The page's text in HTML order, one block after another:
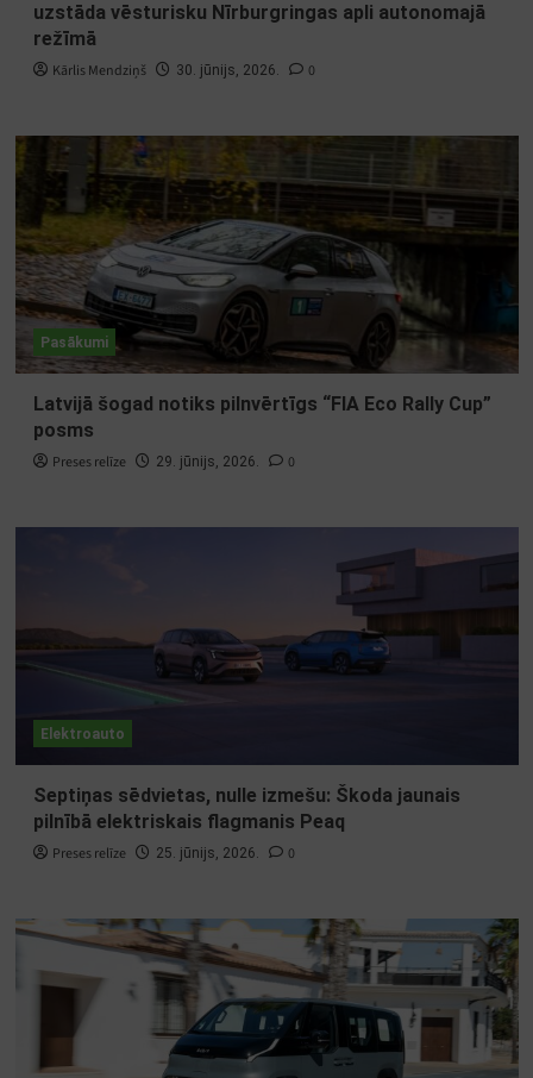
uzstāda vēsturisku Nīrburgringas apli autonomajā
režīmā
Kārlis Mendziņš 30. jūnijs, 2026. 0
Pasākumi
Latvijā šogad notiks pilnvērtīgs “FIA Eco Rally Cup”
posms
Preses relīze 29. jūnijs, 2026. 0
Elektroauto
Septiņas sēdvietas, nulle izmešu: Škoda jaunais
pilnībā elektriskais flagmanis Peaq
Preses relīze 25. jūnijs, 2026. 0